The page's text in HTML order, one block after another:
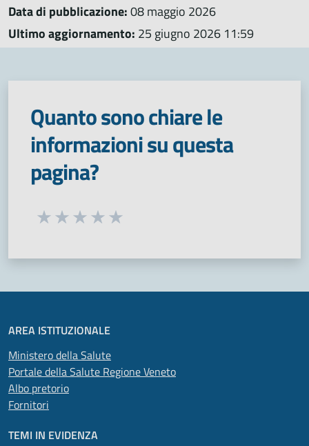
Data di pubblicazione:08 maggio 2026
Ultimo aggiornamento: 25 giugno 2026 11:59
Quanto sono chiare le
informazioni su questa
pagina?
Seleziona una valutazione da 1 a 5 stelle
AREA ISTITUZIONALE
Ministero della Salute
Portale della Salute Regione Veneto
Albo pretorio
Fornitori
TEMI IN EVIDENZA